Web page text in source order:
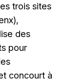
trois sites
des
pour
concourt à